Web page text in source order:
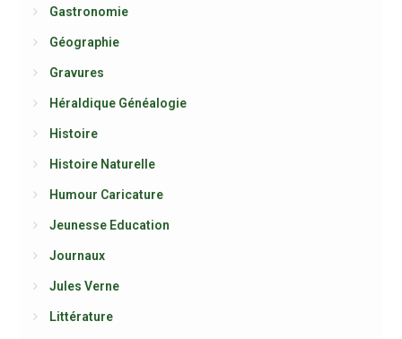
Gastronomie
Géographie
Gravures
Héraldique Généalogie
Histoire
Histoire Naturelle
Humour Caricature
Jeunesse Education
Journaux
Jules Verne
Littérature